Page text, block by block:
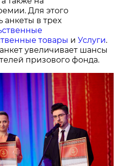
Для этого
анкеты в трех
товары иУслуги.
увеличивает шансы
призового фонда.